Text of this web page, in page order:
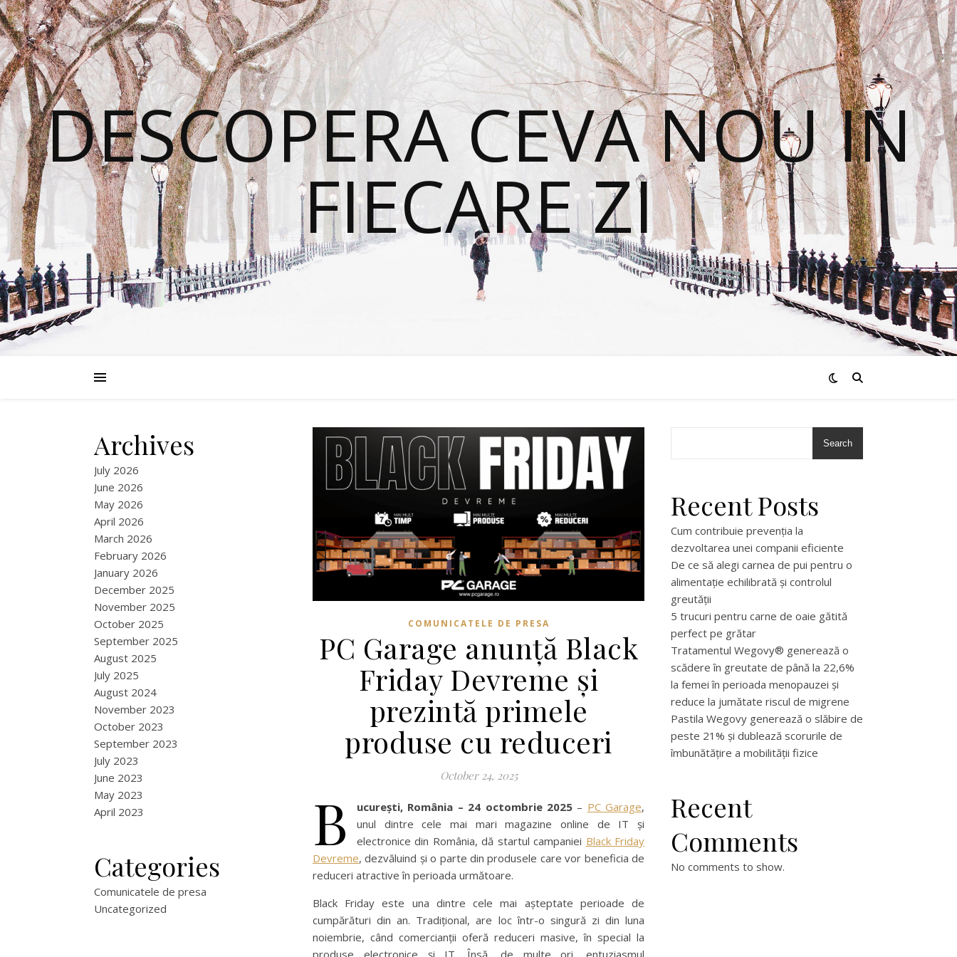
DESCOPERA CEVA NOU IN
FIECARE ZI
Archives
July 2026
June 2026
May 2026
April 2026
March 2026
February 2026
January 2026
December 2025
November 2025
October 2025
September 2025
August 2025
July 2025
August 2024
November 2023
October 2023
September 2023
July 2023
June 2023
May 2023
April 2023
Categories
Comunicatele de presa
Uncategorized
COMUNICATELE DE PRESA
PC Garage anunță Black
Friday Devreme și
prezintă primele
produse cu reduceri
October 24, 2025
B ucurești, România – 24 octombrie 2025– PC Garage,
unul dintre cele mai mari magazine online de IT și
electronice din România, dă startul campaniei Black Friday
Devreme, dezvăluind și o parte din produsele care vor beneficia de
reduceri atractive în perioada următoare.
Black Friday este una dintre cele mai așteptate perioade de
cumpărături din an. Tradițional, are loc într-o singură zi din luna
noiembrie, când comercianții oferă reduceri masive, în special la
Search
Recent Posts
Cum contribuie prevenția la
dezvoltarea unei companii eficiente
De ce să alegi carnea de pui pentru o
alimentație echilibrată și controlul
greutății
5 trucuri pentru carne de oaie gătită
perfect pe grătar
Tratamentul Wegovy® generează o
scădere în greutate de până la 22,6%
la femei în perioada menopauzei și
reduce la jumătate riscul de migrene
Pastila Wegovy generează o slăbire de
peste 21% și dublează scorurile de
îmbunătățire a mobilității fizice
Recent
Comments
No comments to show.